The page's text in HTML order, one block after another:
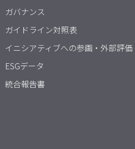
ガバナンス
ガイドライン対照表
イニシアティブへの参画・外部評価
ESGデータ
統合報告書